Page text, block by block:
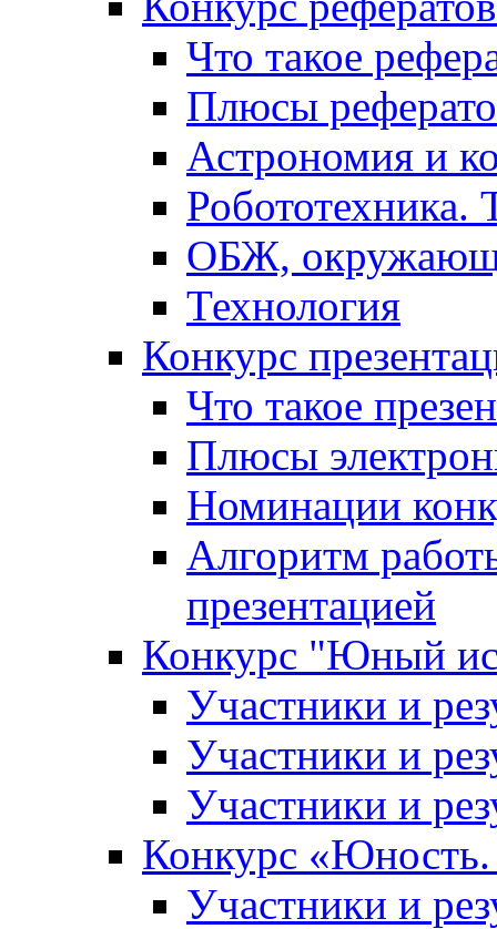
Что такое
Плюсы
Астрономия и
Робототехника.
ОБЖ,
Технология
Конкурс
Что такое
Плюсы
Номинации
Алгоритм
презентацией
Конкурс "Юный
Участники и
Участники и
Участники и
Конкурс «Юность.
Участники и